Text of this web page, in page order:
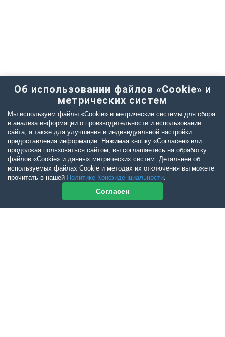
Об использовании файлов «Cookie» и
метрических систем
Мы используем файлы «Cookie» и метрические системы для сбора
и анализа информации о производительности и использовании
сайта, а также для улучшения и индивидуальной настройки
предоставления информации. Нажимая кнопку «Согласен» или
продолжая пользоваться сайтом, вы соглашаетесь на обработку
файлов «Cookie» и данных метрических систем. Детальнее об
используемых файлах Cookie и методах их отключения вы можете
прочитать в нашей Политике Конфиденциальности.
Согласен